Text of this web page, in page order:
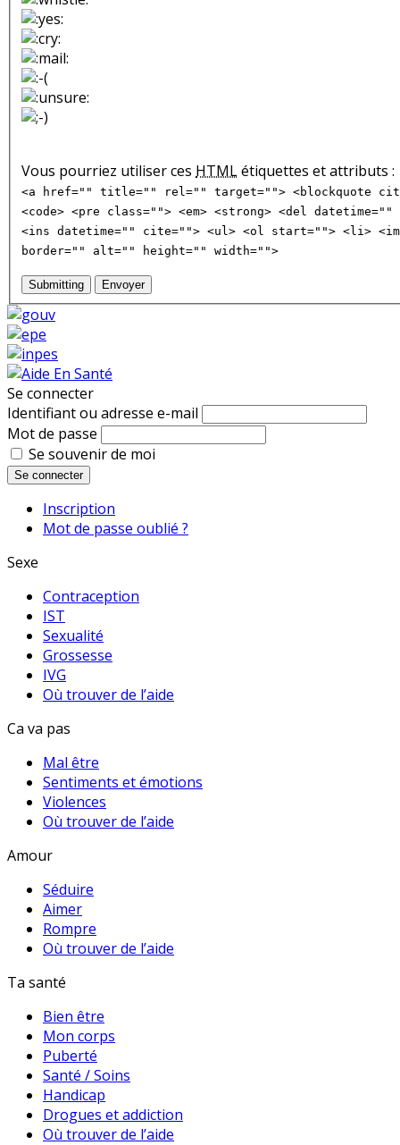
Vous pourriez utiliser ces HTMLétiquettes et attributs :
<a href="" title="" rel="" target=""> <blockquote
<code> <pre class=""> <em> <strong> <del
<ins datetime="" cite=""> <ul> <ol start=""> <li>
border="" alt="" height="" width="">
Submitting Envoyer
Se connecter
Identifiant ou adresse e-mail
Mot de passe
Se souvenir de moi
Se connecter
Inscription
Mot de passe oublié ?
Sexe
Contraception
IST
Sexualité
Grossesse
IVG
Où trouver de l’aide
Ca va pas
Mal être
Sentiments et émotions
Violences
Où trouver de l’aide
Amour
Séduire
Aimer
Rompre
Où trouver de l’aide
Ta santé
Bien être
Mon corps
Puberté
Santé / Soins
Handicap
Drogues et addiction
Où trouver de l’aide